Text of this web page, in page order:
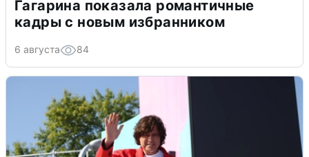
Гагарина показала романтичные
кадры с новым избранником
6 августа 84